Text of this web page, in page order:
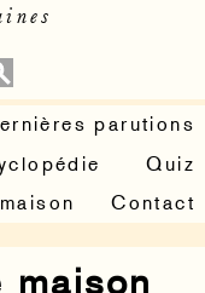
parutions
Quiz
Contact
maison